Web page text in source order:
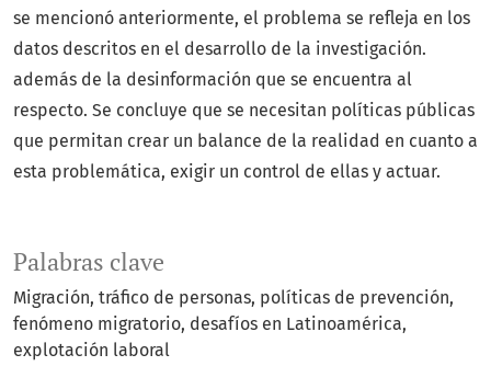
Palabras clave
Migración tráfico de personas políticas de prevención
fenómeno migratorio desafíos en Latinoamérica
explotación laboral
se mencionó anteriormente, el problema se refleja en los
datos descritos en el desarrollo de la investigación.
además de la desinformación que se encuentra al
respecto. Se concluye que se necesitan políticas públicas
que permitan crear un balance de la realidad en cuanto a
esta problemática, exigir un control de ellas y actuar.